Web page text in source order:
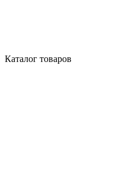
Каталог товаров